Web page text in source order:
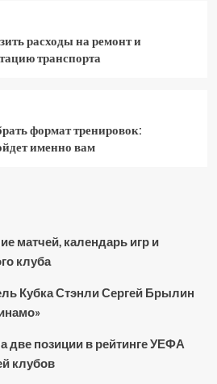
расходы на ремонт и
транспорта
формат тренировок:
именно вам
матчей, календарь игр и
клуба
Кубка Стэнли Сергей Брылин
две позиции в рейтинге УЕФА
клубов